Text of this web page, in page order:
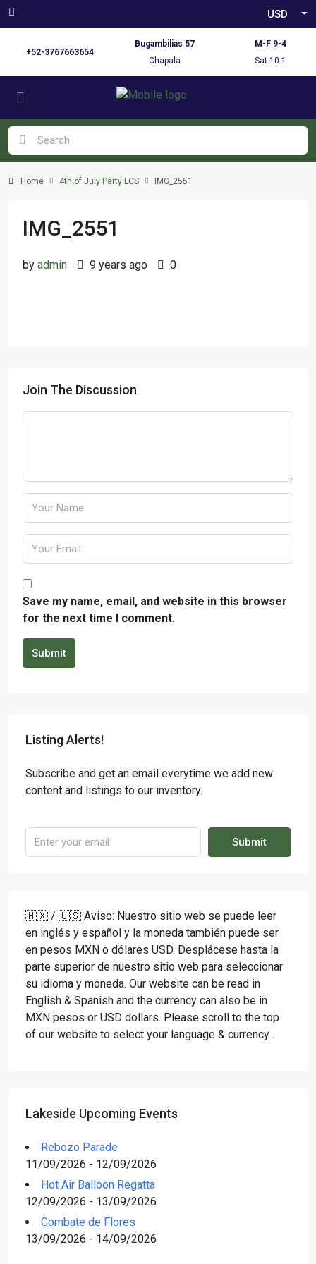
USD
+52-3767663654
Bugambilias 57
Chapala
M-F 9-4
Sat 10-1
Home 4th of July Party LCS IMG_2551
IMG_2551
by admin 9 years ago 0
Join The Discussion
Save my name, email, and website in this browser
for the next time I comment.
Submit
Listing Alerts!
Subscribe and get an email everytime we add new
content and listings to our inventory.
Submit
🇲🇽 / 🇺🇸 Aviso: Nuestro sitio web se puede leer
en inglés y español y la moneda también puede ser
en pesos MXN o dólares USD. Desplácese hasta la
parte superior de nuestro sitio web para seleccionar
su idioma y moneda. Our website can be read in
English & Spanish and the currency can also be in
MXN pesos or USD dollars. Please scroll to the top
of our website to select your language & currency .
Lakeside Upcoming Events
Rebozo Parade
11/09/2026 - 12/09/2026
Hot Air Balloon Regatta
12/09/2026 - 13/09/2026
Combate de Flores
13/09/2026 - 14/09/2026